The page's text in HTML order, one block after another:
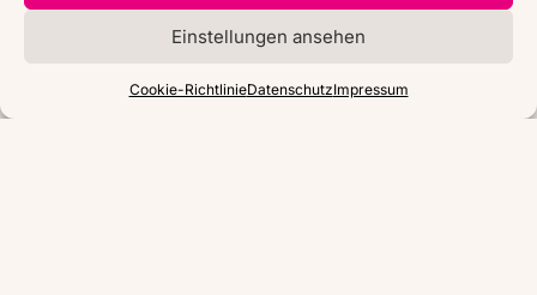
Einstellungen ansehen
Cookie-RichtlinieDatenschutzImpressum